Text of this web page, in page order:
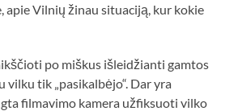
apie Vilnių žinau situaciją, kur kokie
po miškus išleidžianti gamtos
vilku tik „pasikalbėjo“. Dar yra
filmavimo kamera užfiksuoti vilko